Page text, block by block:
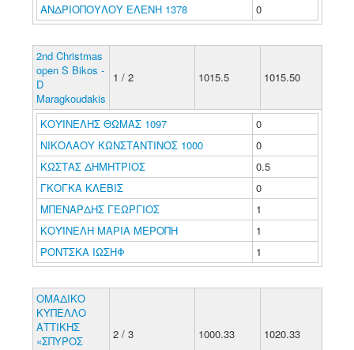
ΑΝΔΡΙΟΠΟΥΛΟΥ ΕΛΕΝΗ 1378
0
2nd Christmas
open S Bikos -
D
Maragkoudakis
1 / 2 1015.5 1015.50
ΚΟΥΪΝΕΛΗΣ ΘΩΜΑΣ 1097
0
ΝΙΚΟΛΑΟΥ ΚΩΝΣΤΑΝΤΙΝΟΣ 1000
0
ΚΩΣΤΑΣ ΔΗΜΗΤΡΙΟΣ
0.5
ΓΚΟΓΚΑ ΚΛΕΒΙΣ
0
ΜΠΕΝΑΡΔΗΣ ΓΕΩΡΓΙΟΣ
1
ΚΟΥΪΝΕΛΗ ΜΑΡΙΑ ΜΕΡΟΠΗ
1
ΡΟΝΤΣΚΑ ΙΩΣΗΦ
1
ΟΜΑΔΙΚΟ
ΚΥΠΕΛΛΟ
ΑΤΤΙΚΗΣ
«ΣΠΥΡΟΣ
2 / 3 1000.33 1020.33